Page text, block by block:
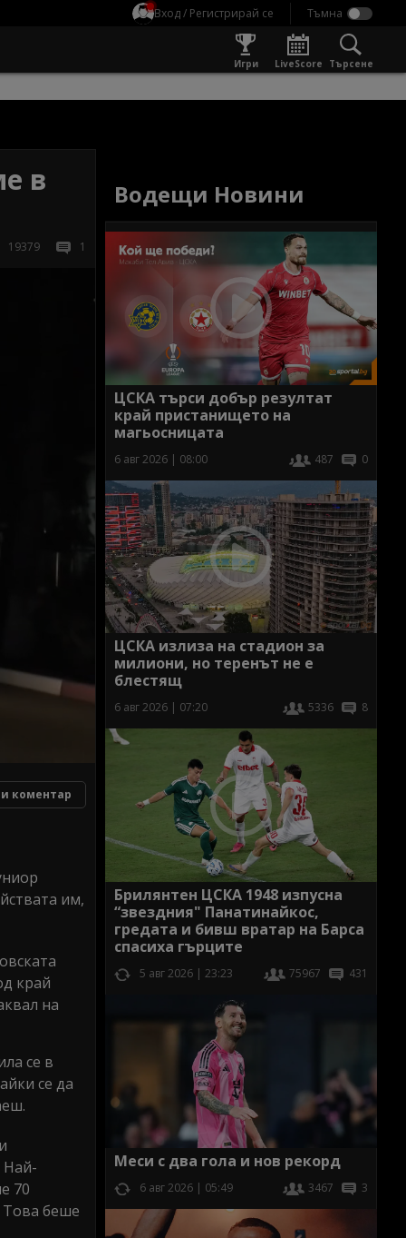
Вход / Регистрирай се
Игри LiveScore Търсене
в
19379 1
коментар
им,
край
на
се в
се да
Най-
70
Това беше
Водещи Новини
ЦСКА търси добър резултат
край пристанището на
магьосницата
6 авг 2026 | 08:00 487 0
ЦСКА излиза на стадион за
милиони, но теренът не е
блестящ
6 авг 2026 | 07:20 5336 8
Брилянтен ЦСКА 1948 изпусна
“звездния" Панатинайкос,
гредата и бивш вратар на Барса
спасиха гърците
5 авг 2026 | 23:23 75967 431
Меси с два гола и нов рекорд
6 авг 2026 | 05:49 3467 3